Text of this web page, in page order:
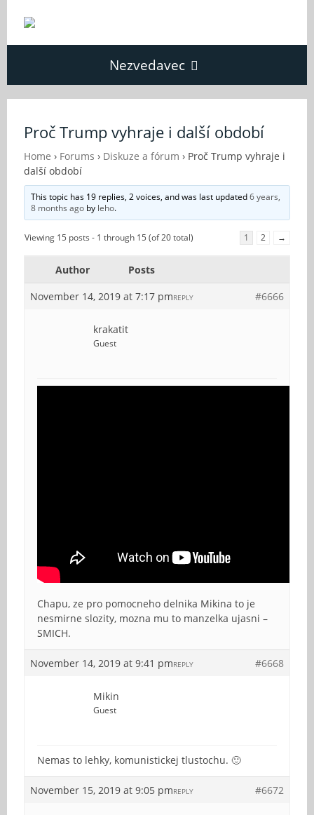
Nezvedavec
Fórum
O Nezvědavci
Kontakt
Proč Trump vyhraje i další období
Home › Forums › Diskuze a fórum › Proč Trump vyhraje i
další období
This topic has 19 replies, 2 voices, and was last updated6 years,
8 months ago by leho.
Viewing 15 posts - 1 through 15 (of 20 total) 1 2 →
Author
Posts
November 14, 2019 at 7:17 pm
#6666
REPLY
krakatit
Guest
Chapu, ze pro pomocneho delnika Mikina to je
nesmirne slozity, mozna mu to manzelka ujasni –
SMICH.
November 14, 2019 at 9:41 pm #6668
REPLY
Mikin
Guest
Nemas to lehky, komunistickej tlustochu. 🙂
November 15, 2019 at 9:05 pm #6672
REPLY